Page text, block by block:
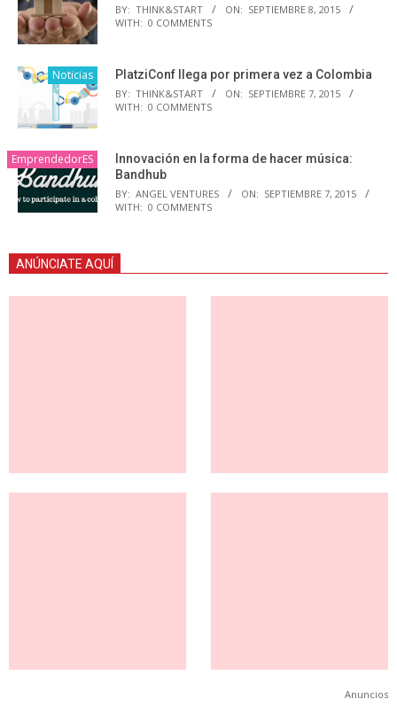
BY: THINK&START ON: SEPTIEMBRE 8, 2015
WITH: 0 COMMENTS
Noticias PlatziConf llega por primera vez a Colombia
BY: THINK&START ON: SEPTIEMBRE 7, 2015
WITH: 0 COMMENTS
EmprendedorES
Innovación en la forma de hacer música:
Bandhub
BY: ANGEL VENTURES ON: SEPTIEMBRE 7, 2015
WITH: 0 COMMENTS
ANÚNCIATE AQUÍ
Anuncios